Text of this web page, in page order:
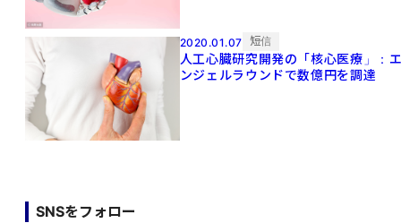
2020.01.07 短信
人工心臓研究開発の「核心医療」：
ンジェルラウンドで数億円を調達
SNSをフォロー